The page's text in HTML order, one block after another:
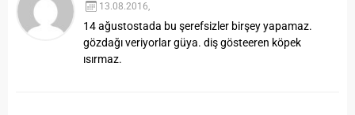
13.08.2016,
14 ağustostada bu şerefsizler birşey yapamaz.
gözdağı veriyorlar güya. diş gösteeren köpek
ısırmaz.